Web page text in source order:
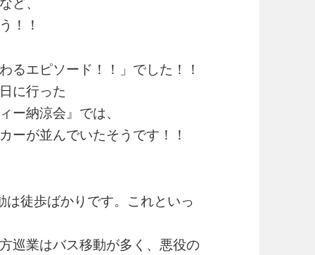
！！
るエピソード！！」でした！！
に行った
ー納涼会』では、
ーが並んでいたそうです！！
徒歩ばかりです。これといっ
巡業はバス移動が多く、悪役の